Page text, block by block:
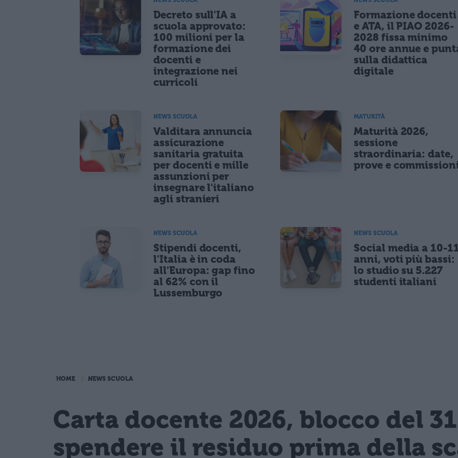
Decreto sull'IA a
scuola approvato:
100 milioni per la
formazione dei
docenti e
integrazione nei
curricoli
Formazione docenti
e ATA, il PIAO 2026-
2028 fissa minimo
40 ore annue e
sulla didattica
digitale
NEWS SCUOLA
Valditara annuncia
assicurazione
sanitaria gratuita
per docenti e mille
assunzioni per
insegnare l'italiano
agli stranieri
MATURITÀ
Maturità 2026,
sessione
straordinaria: date,
prove e
NEWS SCUOLA
Stipendi docenti,
l'Italia è in coda
all'Europa: gap fino
al 62% con il
Lussemburgo
NEWS SCUOLA
Social media a 10-
anni, voti più bassi:
lo studio su 5.227
studenti italiani
HOME NEWS SCUOLA
Carta docente 2026, blocco del
spendere il residuo prima della